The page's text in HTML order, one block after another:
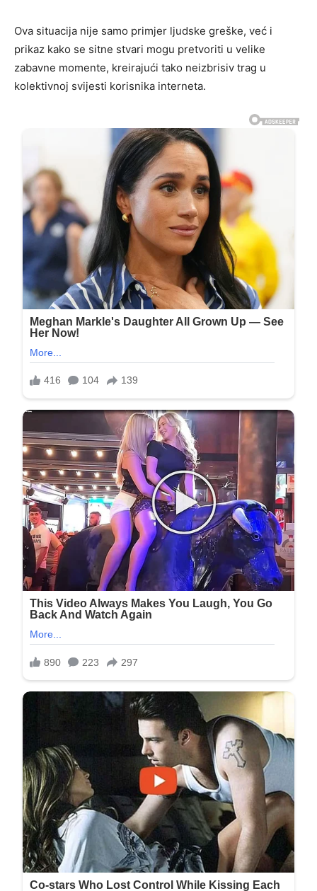
Ova situacija nije samo primjer ljudske greške, već i
prikaz kako se sitne stvari mogu pretvoriti u velike
zabavne momente, kreirajući tako neizbrisiv trag u
kolektivnoj svijesti korisnika interneta.